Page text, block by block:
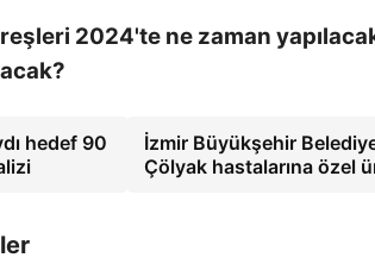
2024'te ne zaman
hedef 90
İzmir Büyükşehir
Çölyak hastalarına özel